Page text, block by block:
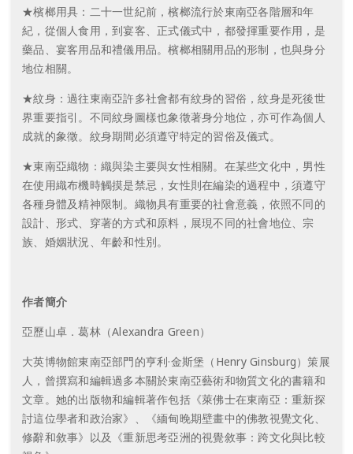
★檳榔用具：二十一世紀前，檳榔流行於東南亞各階層和年
紀，從個人食用，到宴客、正式儀式中，都發揮重要作用，是
藥品、宴客用品和禮儀用品。檳榔相關用品的形制，也與身分
地位相關。
★紋身：過往東南亞許多社會都有紋身的習俗，紋身是死後世
界重要指引。不同紋身圖樣也象徵著身分地位，亦可作為個人
成就的象徵。紋身期間必須遵守特定的習俗及儀式。
★東南亞織物：織與染主要與女性相關。在某些文化中，男性
在使用織布機時觸摸是禁忌，女性則在編染的過程中，須遵守
各種身體及精神限制。織物具有重要的社會意義，依照不同的
設計、形式、穿著的方式和原料，展現不同的社會地位、宗
族、婚姻狀況、年齡和性別。
作者簡介
亞歷山卓．葛林（Alexandra Green）
大英博物館東南亞部門的亨利·金斯堡（Henry Ginsburg）策展
人，曾撰寫和編輯過多本關於東南亞藝術和物質文化的書籍和
文章。她的出版物和編輯著作包括《萊佛士在東南亞：重新探
討這位學者和政治家》、《緬甸晚期壁畫中的佛教視覺文化、
修辭和敘事》以及《重新思考亞洲的視覺敘事：跨文化與比較